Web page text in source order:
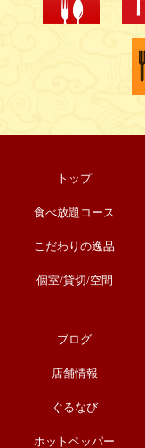
トップ
食べ放題コース
こだわりの逸品
個室/貸切/空間
ブログ
店舗情報
ぐるなび
ホットペッパー